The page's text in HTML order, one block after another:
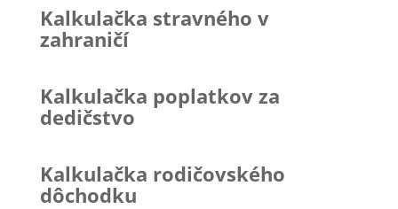
Kalkulačka stravného v
zahraničí
Kalkulačka poplatkov za
dedičstvo
Kalkulačka rodičovského
dôchodku